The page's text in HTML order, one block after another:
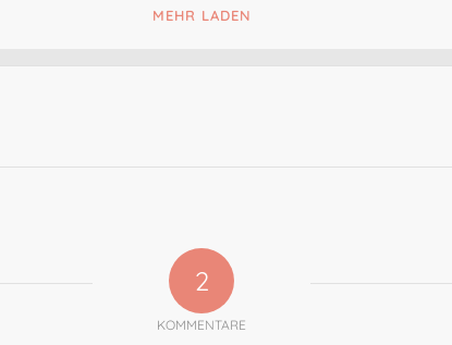
MEHR LADEN
2
KOMMENTARE